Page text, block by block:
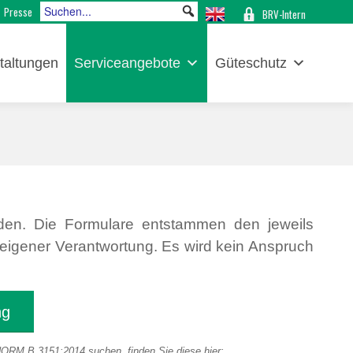
Presse BRV-Intern
Serviceangebote Güteschutz
Die Formulare entstammen den jeweils
Verantwortung. Es wird kein Anspruch